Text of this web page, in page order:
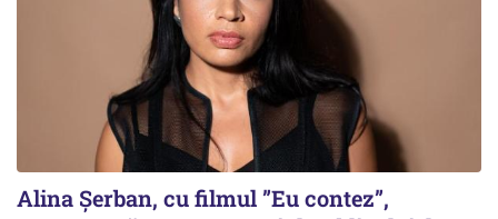
Alina Șerban, cu filmul ”Eu contez”,